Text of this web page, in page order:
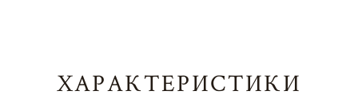
ХАРАКТЕРИСТИКИ